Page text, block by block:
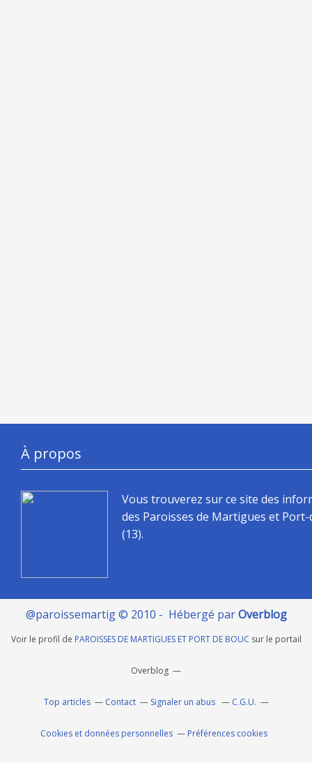
À propos
Vous trouverez sur ce site des
des Paroisses de Martigues et
(13).
@paroissemartig © 2010 - Hébergé parOverblog
Voir le profil de PAROISSES DE MARTIGUES ET PORT DE BOUC sur le portail
Overblog
Top articles Contact Signaler un abus C.G.U.
Cookies et données personnelles Préférences cookies